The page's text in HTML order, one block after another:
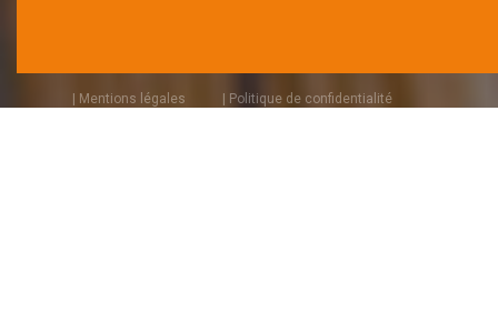
| Mentions légales | Politique de confidentialité